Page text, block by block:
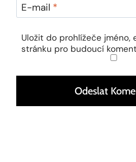
E-mail *
Uložit do prohlížeče jméno,
stránku pro budoucí